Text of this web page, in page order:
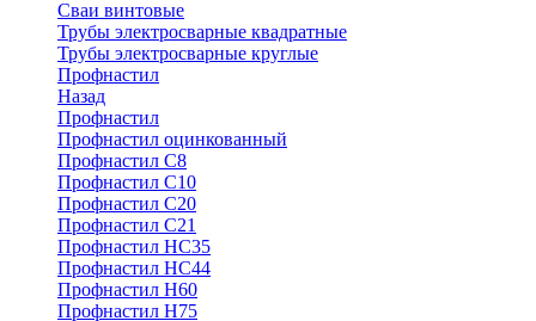
Сваи винтовые
Трубы электросварные квадратные
Трубы электросварные круглые
Профнастил
Назад
Профнастил
Профнастил оцинкованный
Профнастил С8
Профнастил С10
Профнастил С20
Профнастил С21
Профнастил НС35
Профнастил НС44
Профнастил Н60
Профнастил Н75